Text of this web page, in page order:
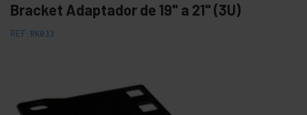
Bracket Adaptador de 19" a 21" (3U)
REF: RK033